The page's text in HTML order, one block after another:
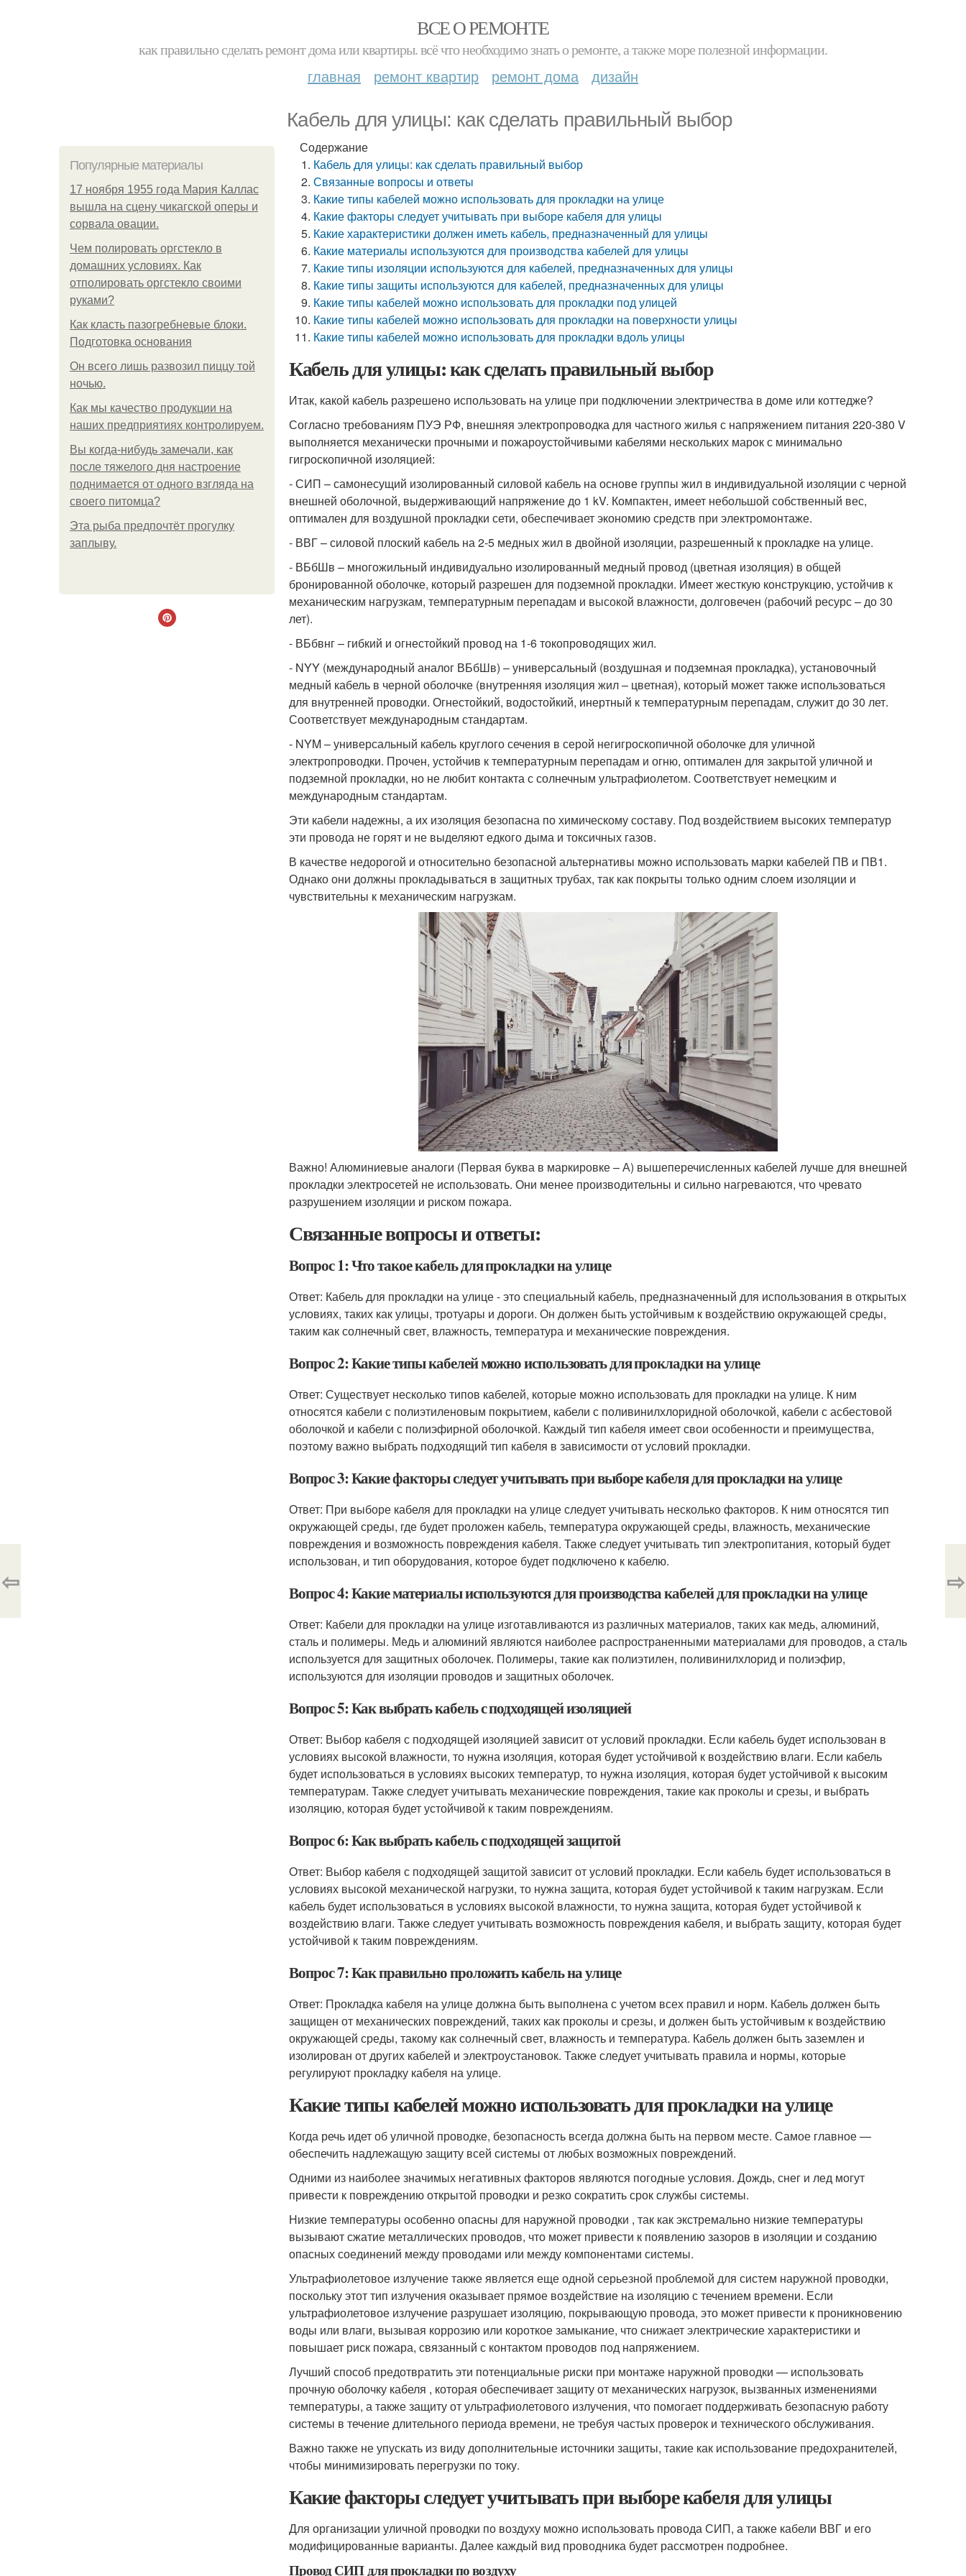
ВСЕ О РЕМОНТЕ
как правильно сделать ремонт дома или квартиры. всё что необходимо знать о ремонте, а также море полезной информации.
главная ремонт квартир ремонт дома дизайн
Кабель для улицы: как сделать правильный выбор
Популярные материалы
17 ноября 1955 года Мария Каллас
вышла на сцену чикагской оперы и
сорвала овации.
Чем полировать оргстекло в
домашних условиях. Как
отполировать оргстекло своими
руками?
Как класть пазогребневые блоки.
Подготовка основания
Он всего лишь развозил пиццу той
ночью.
Как мы качество продукции на
наших предприятиях контролируем.
Вы когда-нибудь замечали, как
после тяжелого дня настроение
поднимается от одного взгляда на
своего питомца?
Эта рыба предпочтёт прогулку
заплыву.
Содержание
Кабель для улицы: как сделать правильный выбор
Связанные вопросы и ответы
Какие типы кабелей можно использовать для прокладки на улице
Какие факторы следует учитывать при выборе кабеля для улицы
Какие характеристики должен иметь кабель, предназначенный для улицы
Какие материалы используются для производства кабелей для улицы
Какие типы изоляции используются для кабелей, предназначенных для улицы
Какие типы защиты используются для кабелей, предназначенных для улицы
Какие типы кабелей можно использовать для прокладки под улицей
Какие типы кабелей можно использовать для прокладки на поверхности улицы
Какие типы кабелей можно использовать для прокладки вдоль улицы
Кабель для улицы: как сделать правильный выбор
Итак, какой кабель разрешено использовать на улице при подключении электричества в доме или коттедже?
Согласно требованиям ПУЭ РФ, внешняя электропроводка для частного жилья с напряжением питания 220-380 V
выполняется механически прочными и пожароустойчивыми кабелями нескольких марок с минимально
гигроскопичной изоляцией:
- СИП – самонесущий изолированный силовой кабель на основе группы жил в индивидуальной изоляции с черной
внешней оболочной, выдерживающий напряжение до 1 kV. Компактен, имеет небольшой собственный вес,
оптимален для воздушной прокладки сети, обеспечивает экономию средств при электромонтаже.
- ВВГ – силовой плоский кабель на 2-5 медных жил в двойной изоляции, разрешенный к прокладке на улице.
- ВБбШв – многожильный индивидуально изолированный медный провод (цветная изоляция) в общей
бронированной оболочке, который разрешен для подземной прокладки. Имеет жесткую конструкцию, устойчив к
механическим нагрузкам, температурным перепадам и высокой влажности, долговечен (рабочий ресурс – до 30
лет).
- ВБбвнг – гибкий и огнестойкий провод на 1-6 токопроводящих жил.
- NYY (международный аналог ВБбШв) – универсальный (воздушная и подземная прокладка), установочный
медный кабель в черной оболочке (внутренняя изоляция жил – цветная), который может также использоваться
для внутренней проводки. Огнестойкий, водостойкий, инертный к температурным перепадам, служит до 30 лет.
Соответствует международным стандартам.
- NYM – универсальный кабель круглого сечения в серой негигроскопичной оболочке для уличной
электропроводки. Прочен, устойчив к температурным перепадам и огню, оптимален для закрытой уличной и
подземной прокладки, но не любит контакта с солнечным ультрафиолетом. Соответствует немецким и
международным стандартам.
Эти кабели надежны, а их изоляция безопасна по химическому составу. Под воздействием высоких температур
эти провода не горят и не выделяют едкого дыма и токсичных газов.
В качестве недорогой и относительно безопасной альтернативы можно использовать марки кабелей ПВ и ПВ1.
Однако они должны прокладываться в защитных трубах, так как покрыты только одним слоем изоляции и
чувствительны к механическим нагрузкам.
Важно! Алюминиевые аналоги (Первая буква в маркировке – А) вышеперечисленных кабелей лучше для внешней
прокладки электросетей не использовать. Они менее производительны и сильно нагреваются, что чревато
разрушением изоляции и риском пожара.
Связанные вопросы и ответы:
Вопрос 1: Что такое кабель для прокладки на улице
Ответ: Кабель для прокладки на улице - это специальный кабель, предназначенный для использования в открытых
условиях, таких как улицы, тротуары и дороги. Он должен быть устойчивым к воздействию окружающей среды,
таким как солнечный свет, влажность, температура и механические повреждения.
Вопрос 2: Какие типы кабелей можно использовать для прокладки на улице
Ответ: Существует несколько типов кабелей, которые можно использовать для прокладки на улице. К ним
относятся кабели с полиэтиленовым покрытием, кабели с поливинилхлоридной оболочкой, кабели с асбестовой
оболочкой и кабели с полиэфирной оболочкой. Каждый тип кабеля имеет свои особенности и преимущества,
поэтому важно выбрать подходящий тип кабеля в зависимости от условий прокладки.
Вопрос 3: Какие факторы следует учитывать при выборе кабеля для прокладки на улице
Ответ: При выборе кабеля для прокладки на улице следует учитывать несколько факторов. К ним относятся тип
окружающей среды, где будет проложен кабель, температура окружающей среды, влажность, механические
повреждения и возможность повреждения кабеля. Также следует учитывать тип электропитания, который будет
использован, и тип оборудования, которое будет подключено к кабелю.
Вопрос 4: Какие материалы используются для производства кабелей для прокладки на улице
Ответ: Кабели для прокладки на улице изготавливаются из различных материалов, таких как медь, алюминий,
сталь и полимеры. Медь и алюминий являются наиболее распространенными материалами для проводов, а сталь
используется для защитных оболочек. Полимеры, такие как полиэтилен, поливинилхлорид и полиэфир,
используются для изоляции проводов и защитных оболочек.
Вопрос 5: Как выбрать кабель с подходящей изоляцией
Ответ: Выбор кабеля с подходящей изоляцией зависит от условий прокладки. Если кабель будет использован в
условиях высокой влажности, то нужна изоляция, которая будет устойчивой к воздействию влаги. Если кабель
будет использоваться в условиях высоких температур, то нужна изоляция, которая будет устойчивой к высоким
температурам. Также следует учитывать механические повреждения, такие как проколы и срезы, и выбрать
изоляцию, которая будет устойчивой к таким повреждениям.
Вопрос 6: Как выбрать кабель с подходящей защитой
Ответ: Выбор кабеля с подходящей защитой зависит от условий прокладки. Если кабель будет использоваться в
условиях высокой механической нагрузки, то нужна защита, которая будет устойчивой к таким нагрузкам. Если
кабель будет использоваться в условиях высокой влажности, то нужна защита, которая будет устойчивой к
воздействию влаги. Также следует учитывать возможность повреждения кабеля, и выбрать защиту, которая будет
устойчивой к таким повреждениям.
Вопрос 7: Как правильно проложить кабель на улице
Ответ: Прокладка кабеля на улице должна быть выполнена с учетом всех правил и норм. Кабель должен быть
защищен от механических повреждений, таких как проколы и срезы, и должен быть устойчивым к воздействию
окружающей среды, такому как солнечный свет, влажность и температура. Кабель должен быть заземлен и
изолирован от других кабелей и электроустановок. Также следует учитывать правила и нормы, которые
регулируют прокладку кабеля на улице.
Какие типы кабелей можно использовать для прокладки на улице
Когда речь идет об уличной проводке, безопасность всегда должна быть на первом месте. Самое главное —
обеспечить надлежащую защиту всей системы от любых возможных повреждений.
Одними из наиболее значимых негативных факторов являются погодные условия. Дождь, снег и лед могут
привести к повреждению открытой проводки и резко сократить срок службы системы.
Низкие температуры особенно опасны для наружной проводки , так как экстремально низкие температуры
вызывают сжатие металлических проводов, что может привести к появлению зазоров в изоляции и созданию
опасных соединений между проводами или между компонентами системы.
Ультрафиолетовое излучение также является еще одной серьезной проблемой для систем наружной проводки,
поскольку этот тип излучения оказывает прямое воздействие на изоляцию с течением времени. Если
ультрафиолетовое излучение разрушает изоляцию, покрывающую провода, это может привести к проникновению
воды или влаги, вызывая коррозию или короткое замыкание, что снижает электрические характеристики и
повышает риск пожара, связанный с контактом проводов под напряжением.
Лучший способ предотвратить эти потенциальные риски при монтаже наружной проводки — использовать
прочную оболочку кабеля , которая обеспечивает защиту от механических нагрузок, вызванных изменениями
температуры, а также защиту от ультрафиолетового излучения, что помогает поддерживать безопасную работу
системы в течение длительного периода времени, не требуя частых проверок и технического обслуживания.
Важно также не упускать из виду дополнительные источники защиты, такие как использование предохранителей,
чтобы минимизировать перегрузки по току.
Какие факторы следует учитывать при выборе кабеля для улицы
Для организации уличной проводки по воздуху можно использовать провода СИП, а также кабели ВВГ и его
модифицированные варианты. Далее каждый вид проводника будет рассмотрен подробнее.
Провод СИП для прокладки по воздуху
⇦ ⇨